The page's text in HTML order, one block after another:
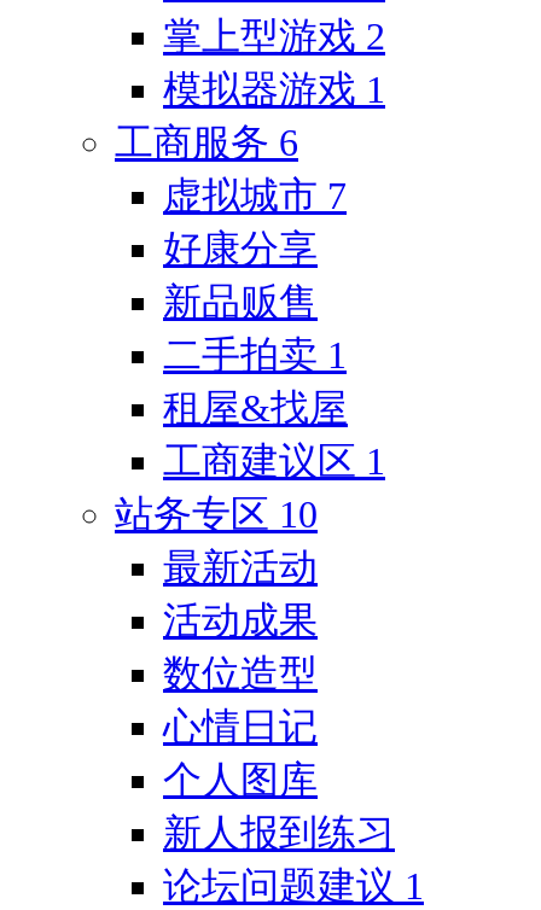
掌上型游戏 2
模拟器游戏 1
工商服务 6
虚拟城市 7
好康分享
新品贩售
二手拍卖 1
租屋&找屋
工商建议区 1
站务专区 10
最新活动
活动成果
数位造型
心情日记
个人图库
新人报到练习
论坛问题建议 1